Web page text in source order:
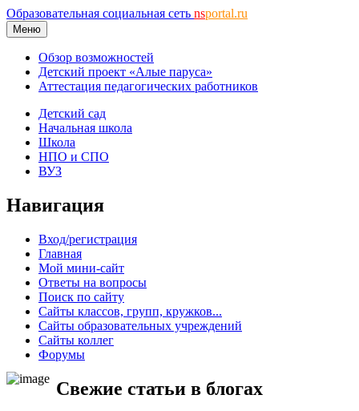
Образовательная социальная сеть nsportal.ru
Меню
Обзор возможностей
Детский проект «Алые паруса»
Аттестация педагогических работников
Детский сад
Начальная школа
Школа
НПО и СПО
ВУЗ
Навигация
Вход/регистрация
Главная
Мой мини-сайт
Ответы на вопросы
Поиск по сайту
Сайты классов, групп, кружков...
Сайты образовательных учреждений
Сайты коллег
Форумы
Свежие статьи в блогах